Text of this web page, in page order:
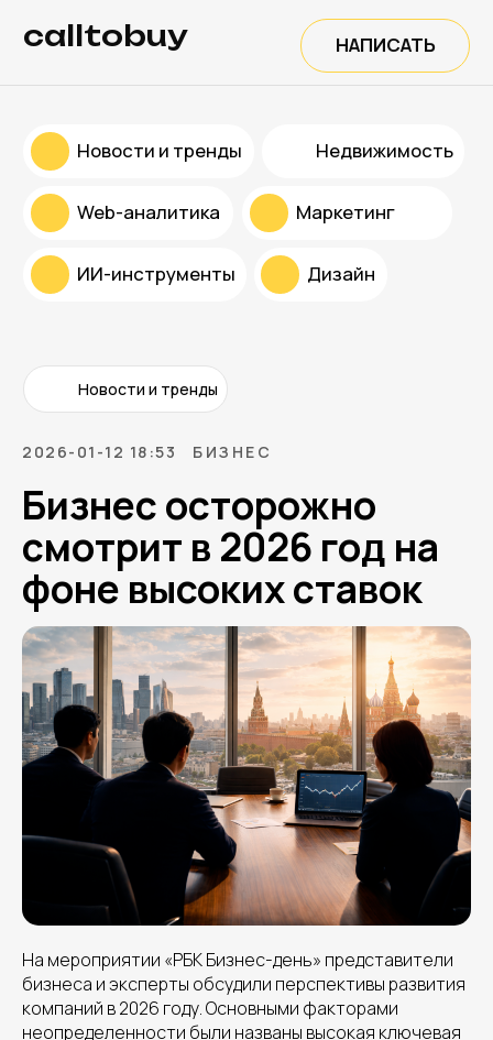
НАПИСАТЬ
calltobuy
Дизайн
Web-аналитика Маркетинг
ИИ-инструменты
Новости и тренды
2026-01-12 18:53 БИЗНЕС
Бизнес осторожно
смотрит в 2026 год на
фоне высоких ставок
На мероприятии «РБК Бизнес-день» представители
бизнеса и эксперты обсудили перспективы развития
компаний в 2026 году. Основными факторами
неопределенности были названы высокая ключевая